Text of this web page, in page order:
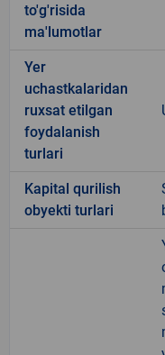
to'g'risida
ma'lumotlar
Yer
uchastkalaridan
ruxsat etilgan
foydalanish
turlari
Kapital qurilish
obyekti turlari